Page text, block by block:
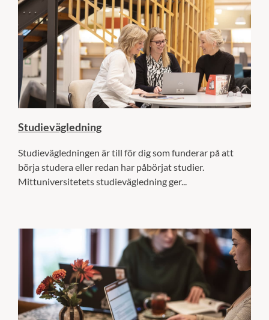
Studievägledning
Studievägledningen är till för dig som funderar på att
börja studera eller redan har påbörjat studier.
Mittuniversitetets studievägledning ger...